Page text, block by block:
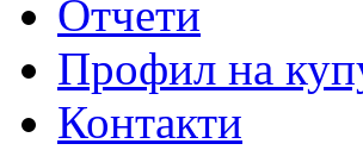
Отчети
Профил на
Контакти